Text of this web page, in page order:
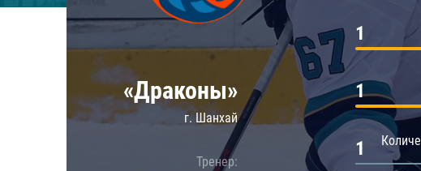
Локомотив
Шанхайские Драконы
«Драконы»
г. Шанхай
Тренер:
1
1
1